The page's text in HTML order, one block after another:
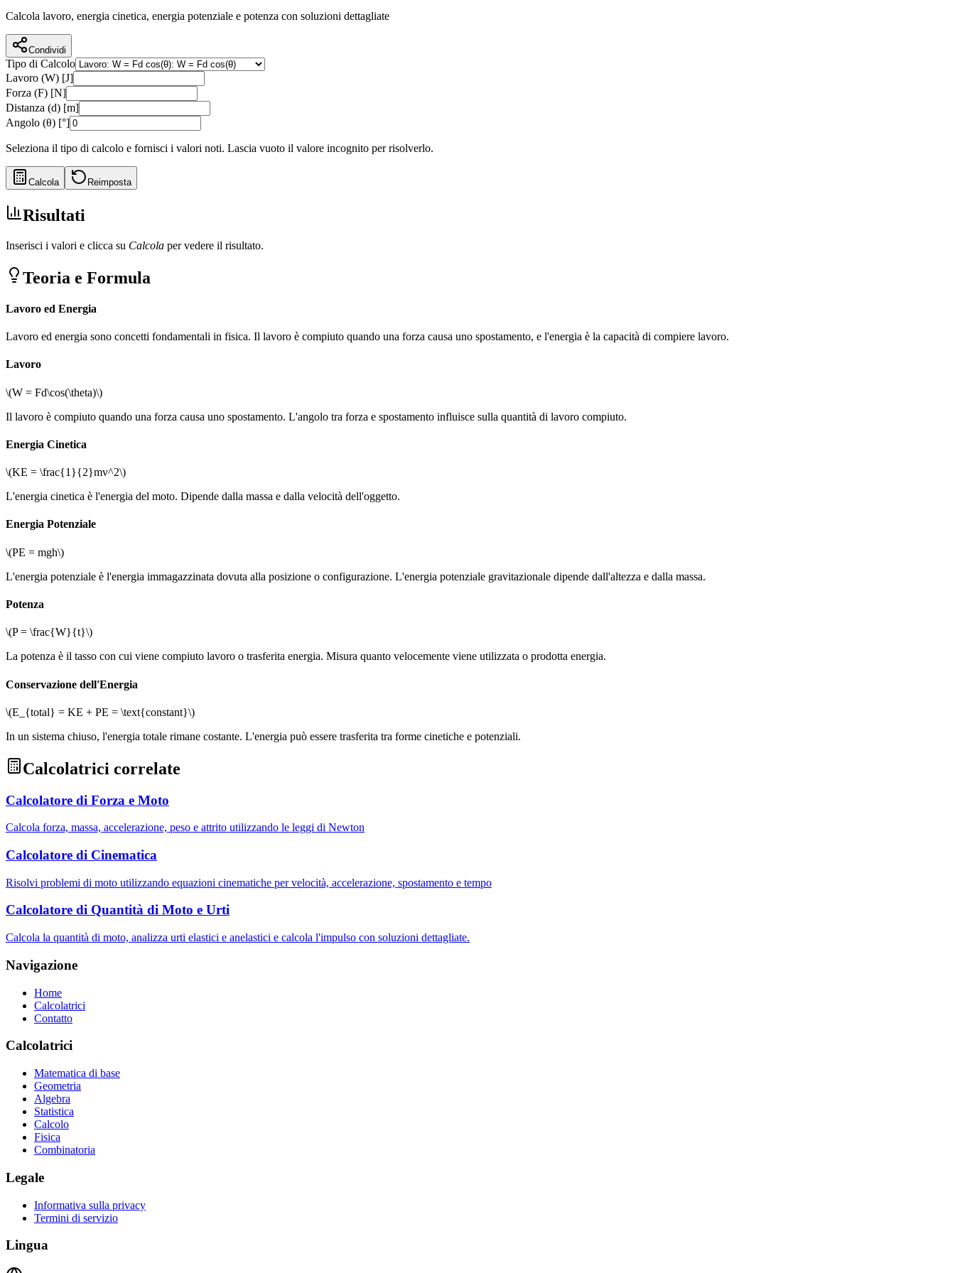
Calcola lavoro, energia cinetica, energia potenziale e potenza con soluzioni dettagliate
Condividi
Tipo di Calcolo
Lavoro (W) [J]
Forza (F) [N]
Distanza (d) [m]
Angolo (θ) [°]
Seleziona il tipo di calcolo e fornisci i valori noti. Lascia vuoto il valore incognito per risolverlo.
Calcola Reimposta
Risultati
Inserisci i valori e clicca su Calcola per vedere il risultato.
Teoria e Formula
Lavoro ed Energia
Lavoro ed energia sono concetti fondamentali in fisica. Il lavoro è compiuto quando una forza causa uno spostamento, e l'energia è la capacità di compiere lavoro.
Lavoro
\(W = Fd\cos(\theta)\)
Il lavoro è compiuto quando una forza causa uno spostamento. L'angolo tra forza e spostamento influisce sulla quantità di lavoro compiuto.
Energia Cinetica
\(KE = \frac{1}{2}mv^2\)
L'energia cinetica è l'energia del moto. Dipende dalla massa e dalla velocità dell'oggetto.
Energia Potenziale
\(PE = mgh\)
L'energia potenziale è l'energia immagazzinata dovuta alla posizione o configurazione. L'energia potenziale gravitazionale dipende dall'altezza e dalla massa.
Potenza
\(P = \frac{W}{t}\)
La potenza è il tasso con cui viene compiuto lavoro o trasferita energia. Misura quanto velocemente viene utilizzata o prodotta energia.
Conservazione dell'Energia
\(E_{total} = KE + PE = \text{constant}\)
In un sistema chiuso, l'energia totale rimane costante. L'energia può essere trasferita tra forme cinetiche e potenziali.
Calcolatrici correlate
Calcolatore di Forza e Moto
Calcola forza, massa, accelerazione, peso e attrito utilizzando le leggi di Newton
Calcolatore di Cinematica
Risolvi problemi di moto utilizzando equazioni cinematiche per velocità, accelerazione, spostamento e tempo
Calcolatore di Quantità di Moto e Urti
Calcola la quantità di moto, analizza urti elastici e anelastici e calcola l'impulso con soluzioni dettagliate.
Navigazione
Home
Calcolatrici
Contatto
Calcolatrici
Matematica di base
Geometria
Algebra
Statistica
Calcolo
Fisica
Combinatoria
Legale
Informativa sulla privacy
Termini di servizio
Lingua